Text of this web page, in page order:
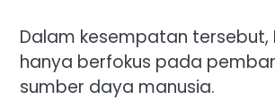
Dalam kesempatan tersebut,
hanya berfokus pada
sumber daya manusia.